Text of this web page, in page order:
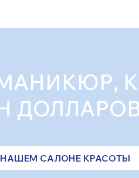
НАШЕМ САЛОНЕ КРАСОТЫ